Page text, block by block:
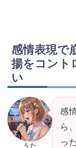
感情表現で
揚をコント
い
うた
感
ら
っ